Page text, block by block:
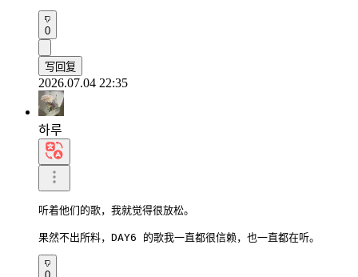
0
写回复
2026.07.04 22:35
하루
听着他们的歌，我就觉得很放松。
果然不出所料，DAY6 的歌我一直都很信赖，也一直都在听。